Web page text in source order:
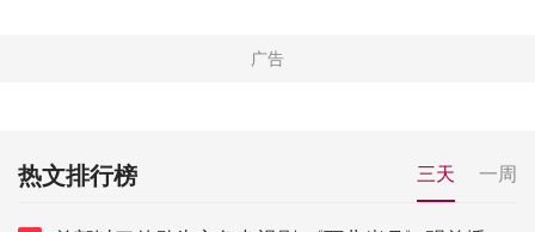
热文排行榜 三天 一周